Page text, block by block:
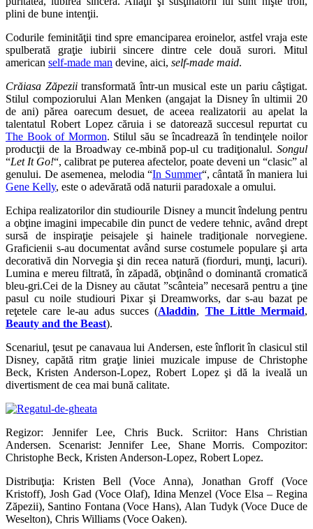
plini de bune intenţii.
Codurile feminităţii tind spre emanciparea eroinelor, astfel vraja este
spulberată graţie iubirii sincere dintre cele două surori. Mitul
american self-made man devine, aici, self-made maid.
Crăiasa Zăpeziitransformată într-un musical este un pariu câştigat.
Stilul compoziorului Alan Menken (angajat la Disney în ultimii 20
de ani) părea oarecum desuet, de aceea realizatorii au apelat la
talentatul Robert Lopez căruia i se datorează succesul repurtat cu
The Book of Mormon. Stilul său se încadrează în tendinţele noilor
producţii de la Broadway ce-mbină pop-ul cu tradiţionalul. Songul
“Let It Go!“, calibrat pe puterea afectelor, poate deveni un “clasic” al
genului. De asemenea, melodia “In Summer“, cântată în maniera lui
Gene Kelly, este o adevărată odă naturii paradoxale a omului.
Echipa realizatorilor din studiourile Disney a muncit îndelung pentru
a obţine imagini impecabile din punct de vedere tehnic, având drept
sursă de inspiraţie peisajele şi hainele tradiţionale norvegiene.
Graficienii s-au documentat având surse costumele populare şi arta
decorativă din Norvegia şi din recea natură (fiorduri, munţi, lacuri).
Lumina e mereu filtrată, în zăpadă, obţinând o dominantă cromatică
bleu-gri.Cei de la Disney au căutat ”scânteia” necesară pentru a ţine
pasul cu noile studiouri Pixar şi Dreamworks, dar s-au bazat pe
reţetele care le-au adus succes (Aladdin, The Little Mermaid,
Beauty and the Beast).
Scenariul, ţesut pe canavaua lui Andersen, este înflorit în clasicul stil
Disney, capătă ritm graţie liniei muzicale impuse de Christophe
Beck, Kristen Anderson-Lopez, Robert Lopez şi dă la iveală un
divertisment de cea mai bună calitate.
Regizor: Jennifer Lee, Chris Buck. Scriitor: Hans Christian
Andersen. Scenarist: Jennifer Lee, Shane Morris. Compozitor:
Christophe Beck, Kristen Anderson-Lopez, Robert Lopez.
Distribuţia: Kristen Bell (Voce Anna), Jonathan Groff (Voce
Kristoff), Josh Gad (Voce Olaf), Idina Menzel (Voce Elsa – Regina
Zăpezii), Santino Fontana (Voce Hans), Alan Tudyk (Voce Duce de
Weselton), Chris Williams (Voce Oaken).